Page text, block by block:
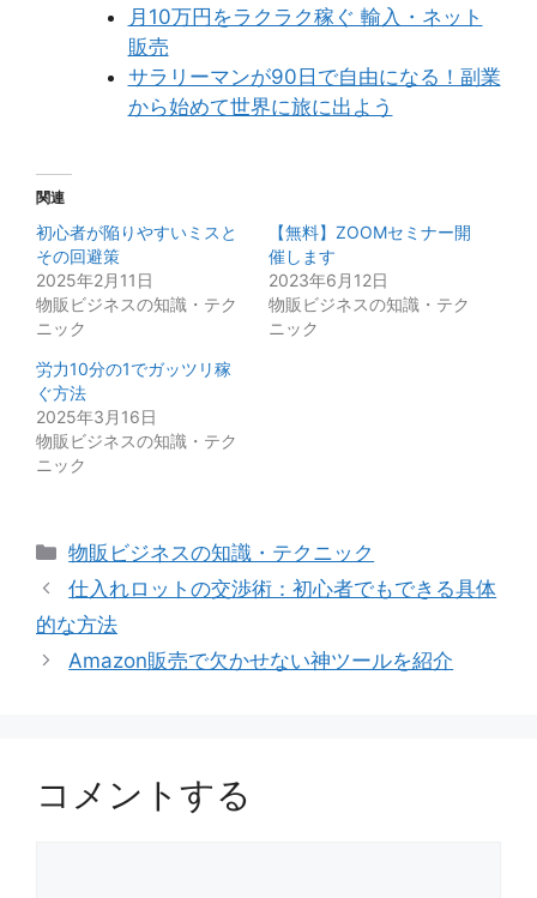
月10万円をラクラク稼ぐ 輸入・ネット
販売
サラリーマンが90日で自由になる！副業
から始めて世界に旅に出よう
関連
初心者が陥りやすいミスと
その回避策
2025年2月11日
物販ビジネスの知識・テク
ニック
【無料】ZOOMセミナー開
催します
2023年6月12日
物販ビジネスの知識・テク
ニック
労力10分の1でガッツリ稼
ぐ方法
2025年3月16日
物販ビジネスの知識・テク
ニック
カ
テ
ゴ
リ
ー
物販ビジネスの知識・テクニック
仕入れロットの交渉術：初心者でもできる具体
的な方法
Amazon販売で欠かせない神ツールを紹介
コメントする